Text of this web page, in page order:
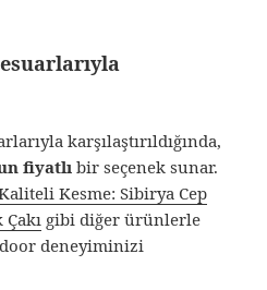
karşılaştırıldığında,
fiyatlı bir seçenek sunar.
Kesme: Sibirya Cep
Çakı gibi diğer ürünlerle
deneyiminizi